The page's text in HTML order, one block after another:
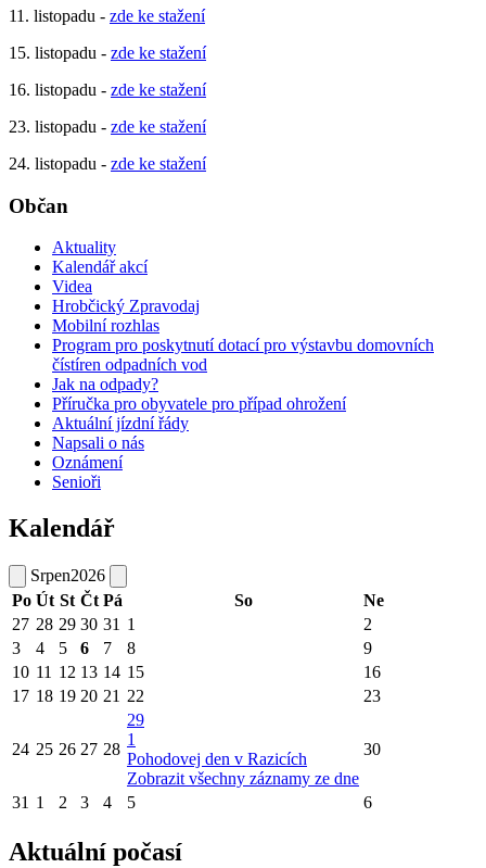
11. listopadu - zde ke stažení
15. listopadu - zde ke stažení
16. listopadu - zde ke stažení
23. listopadu - zde ke stažení
24. listopadu - zde ke stažení
Občan
Aktuality
Kalendář akcí
Videa
Hrobčický Zpravodaj
Mobilní rozhlas
Program pro poskytnutí dotací pro výstavbu domovních
čístíren odpadních vod
Jak na odpady?
Příručka pro obyvatele pro případ ohrožení
Aktuální jízdní řády
Napsali o nás
Oznámení
Senioři
Kalendář
Srpen2026
Po Út St Čt Pá So
Ne
27 28 29 30 31 1
2
3
4 5 6 7 8
9
10 11 12 13 14 15
16
17 18 19 20 21 22 23
24 25 26 27 28
29
1
Pohodovej den v Razicích
Zobrazit všechny záznamy ze dne
30
31 1 2 3 4 5 6
Aktuální počasí